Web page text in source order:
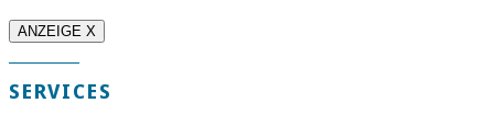
ANZEIGE X
SERVICES